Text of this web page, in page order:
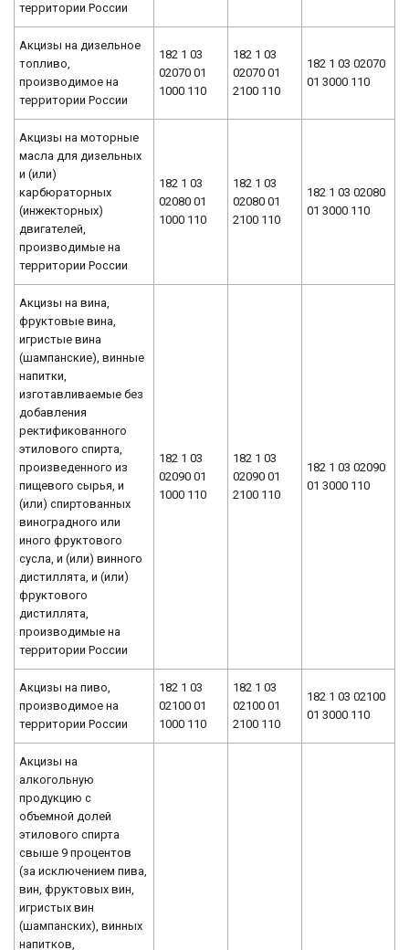
территории России
Акцизы на дизельное
топливо,
производимое на
территории России
182 1 03
02070 01
1000 110
182 1 03
02070 01
2100 110
182 1 03 02070
01 3000 110
Акцизы на моторные
масла для дизельных
и (или)
карбюраторных
(инжекторных)
двигателей,
производимые на
территории России
182 1 03
02080 01
1000 110
182 1 03
02080 01
2100 110
182 1 03 02080
01 3000 110
Акцизы на вина,
фруктовые вина,
игристые вина
(шампанские), винные
напитки,
изготавливаемые без
добавления
ректификованного
этилового спирта,
произведенного из
пищевого сырья, и
(или) спиртованных
виноградного или
иного фруктового
сусла, и (или) винного
дистиллята, и (или)
фруктового
дистиллята,
производимые на
территории России
182 1 03
02090 01
1000 110
182 1 03
02090 01
2100 110
182 1 03 02090
01 3000 110
Акцизы на пиво,
производимое на
территории России
182 1 03
02100 01
1000 110
182 1 03
02100 01
2100 110
182 1 03 02100
01 3000 110
Акцизы на
алкогольную
продукцию с
объемной долей
этилового спирта
свыше 9 процентов
(за исключением пива,
вин, фруктовых вин,
игристых вин
(шампанских), винных
напитков,